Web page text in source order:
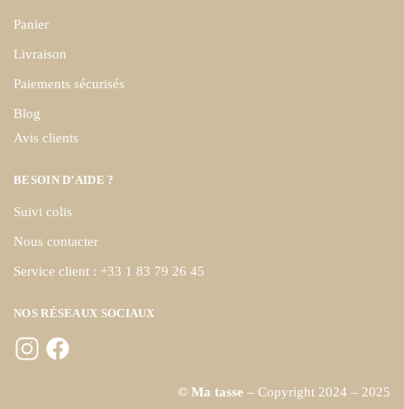
Panier
Livraison
Paiements sécurisés
Blog
Avis clients
BESOIN D’AIDE ?
Suivi colis
Nous contacter
Service client : +33 1 83 79 26 45
NOS RÉSEAUX SOCIAUX
© Ma tasse – Copyright 2024 – 2025